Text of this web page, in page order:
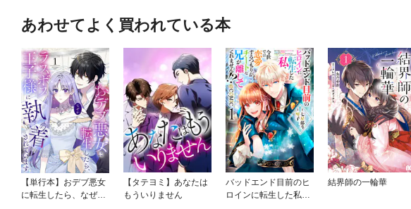
あわせてよく買われている本
【単行本】おデブ悪女
に転生したら、なぜか
【タテヨミ】あなたは
もういりません
バッドエンド目前のヒ
ロインに転生した私、
結界師の一輪華